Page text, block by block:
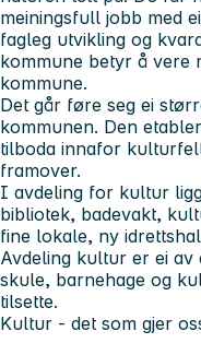
meiningsfull jobb med
fagleg utvikling og
kommune betyr å vere
kommune.
Det går føre seg ei
kommunen. Den
tilboda innafor
framover.
I avdeling for kultur
bibliotek, badevakt,
fine lokale, ny
Avdeling kultur er ei av
skule, barnehage og
tilsette.
Kultur - det som gjer